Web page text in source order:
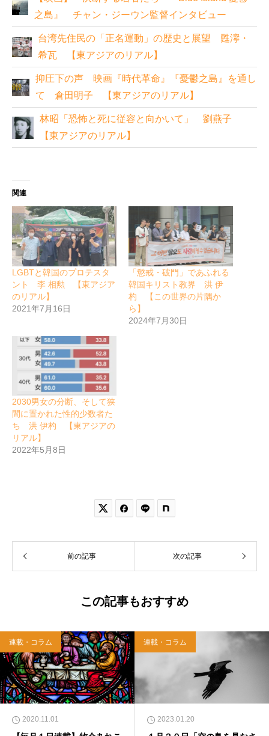
之島』 チャン・ジーウン監督インタビュー
台湾先住民の「正名運動」の歴史と展望 甦濘・
希瓦 【東アジアのリアル】
抑圧下の声 映画『時代革命』『憂鬱之島』を通し
て 倉田明子 【東アジアのリアル】
林昭「恐怖と死に従容と向かいて」 劉燕子
【東アジアのリアル】
関連
LGBTと韓国のプロテスタ
ント 李 相勲 【東アジア
のリアル】
2021年7月16日
「懲戒・破門」であふれる
韓国キリスト教界 洪 伊
杓 【この世界の片隅か
ら】
2024年7月30日
2030男女の分断、そして狭
間に置かれた性的少数者た
ち 洪 伊杓 【東アジアの
リアル】
2022年5月8日
 
前の記事 次の記事
この記事もおすすめ
連載・コラム
2020.11.01
連載・コラム
2023.01.20